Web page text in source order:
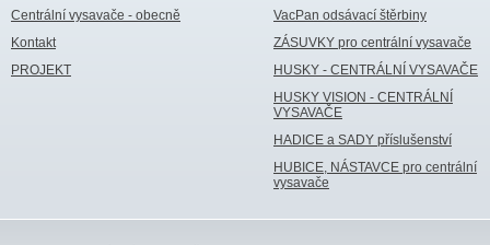
Centrální vysavače - obecně
Kontakt
PROJEKT
VacPan odsávací štěrbiny
ZÁSUVKY pro centrální vysavače
HUSKY - CENTRÁLNÍ VYSAVAČE
HUSKY VISION - CENTRÁLNÍ
VYSAVAČE
HADICE a SADY příslušenství
HUBICE, NÁSTAVCE pro centrální
vysavače